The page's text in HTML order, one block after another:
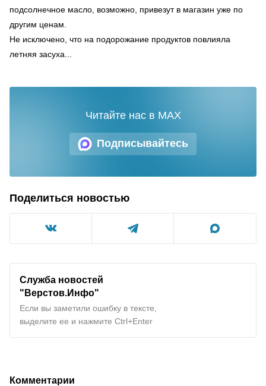
подсолнечное масло, возможно, привезут в магазин уже по
другим ценам.
Не исключено, что на подорожание продуктов повлияла
летняя засуха...
Подписывайтесь
Читайте нас в MAX
Поделиться новостью
Служба новостей
"Верстов.Инфо"
Если вы заметили ошибку в тексте,
выделите ее и нажмите Ctrl+Enter
Комментарии